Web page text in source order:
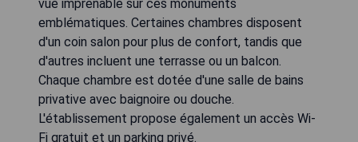
vue imprenable sur ces monuments
emblématiques. Certaines chambres disposent
d'un coin salon pour plus de confort, tandis que
d'autres incluent une terrasse ou un balcon.
Chaque chambre est dotée d'une salle de bains
privative avec baignoire ou douche.
L'établissement propose également un accès Wi-
Fi gratuit et un parking privé.